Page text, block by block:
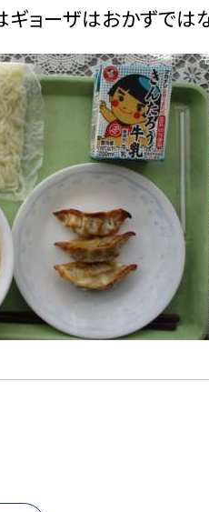
ギョーザはおかずでは